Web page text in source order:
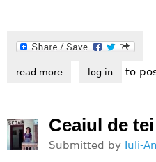
read moreabout bicarbonatul
log in to
Ceaiul de tei
Submitted by Iuli-